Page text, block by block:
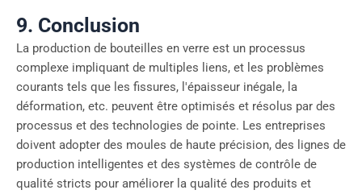
9. Conclusion
La production de bouteilles en verre est un processus
complexe impliquant de multiples liens, et les problèmes
courants tels que les fissures, l'épaisseur inégale, la
déformation, etc. peuvent être optimisés et résolus par des
processus et des technologies de pointe. Les entreprises
doivent adopter des moules de haute précision, des lignes de
production intelligentes et des systèmes de contrôle de
qualité stricts pour améliorer la qualité des produits et